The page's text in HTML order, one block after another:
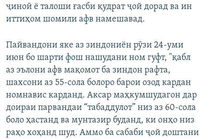
ҷиноӣ ё талоши ғасби қудрат ҷой дорад ва ин
иттиҳом шомили афв намешавад.
Пайвандони яке аз зиндониён рӯзи 24-уми
июн бо шарти фош нашудани ном гуфт, "қабл
аз эълони афв мақомот ба зиндон рафта,
шахсони аз 55-сола болоро барои озод кардан
номнавис карданд. Аксар маҳкумшудагон дар
доираи парвандаи “табаддулот” низ аз 60-сола
боло ҳастанд ва мунтазир буданд, ки онҳо низ
раҳо хоҳанд шуд. Аммо ба сабаби ҷой доштани